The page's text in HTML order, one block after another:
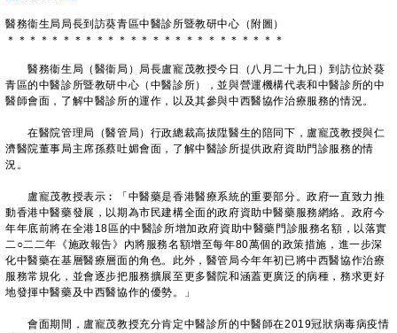
醫務衞生局局長到訪葵青區中醫診所暨教研中心（附圖）
＊ ＊ ＊ ＊ ＊ ＊ ＊ ＊ ＊ ＊ ＊ ＊ ＊ ＊ ＊ ＊ ＊ ＊ ＊ ＊ ＊ ＊ ＊ ＊ ＊
醫務衞生局（醫衞局）局長盧寵茂教授今日（八月二十九日）到訪位於葵
青區的中醫診所暨教研中心（中醫診所），並與營運機構代表和中醫診所的中
醫師會面，了解中醫診所的運作，以及其參與中西醫協作治療服務的情況。
在醫院管理局（醫管局）行政總裁高拔陞醫生的陪同下，盧寵茂教授與仁
濟醫院董事局主席孫蔡吐媚會面，了解中醫診所提供政府資助門診服務的情
況。
盧寵茂教授表示︰「中醫藥是香港醫療系統的重要部分。政府一直致力推
動香港中醫藥發展，以期為市民建構全面的政府資助中醫藥服務網絡。政府今
年年底前將在全港18區的中醫診所增加政府資助中醫藥門診服務名額，以落實
二○二二年《施政報告》內將服務名額增至每年80萬個的政策措施，進一步深
化中醫藥在基層醫療層面的角色。此外，醫管局今年年初已將中西醫協作治療
服務常規化，並會逐步把服務擴展至更多醫院和涵蓋更廣泛的病種，務求更好
地發揮中醫藥及中西醫協作的優勢。」
會面期間，盧寵茂教授充分肯定中醫診所的中醫師在2019冠狀病毒病疫情